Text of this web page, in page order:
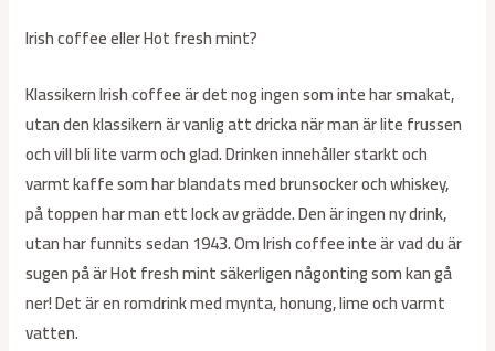
Irish coffee eller Hot fresh mint?
Klassikern Irish coffee är det nog ingen som inte har smakat,
utan den klassikern är vanlig att dricka när man är lite frussen
och vill bli lite varm och glad. Drinken innehåller starkt och
varmt kaffe som har blandats med brunsocker och whiskey,
på toppen har man ett lock av grädde. Den är ingen ny drink,
utan har funnits sedan 1943. Om Irish coffee inte är vad du är
sugen på är Hot fresh mint säkerligen någonting som kan gå
ner! Det är en romdrink med mynta, honung, lime och varmt
vatten.